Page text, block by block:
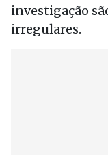
investigação
irregulares.